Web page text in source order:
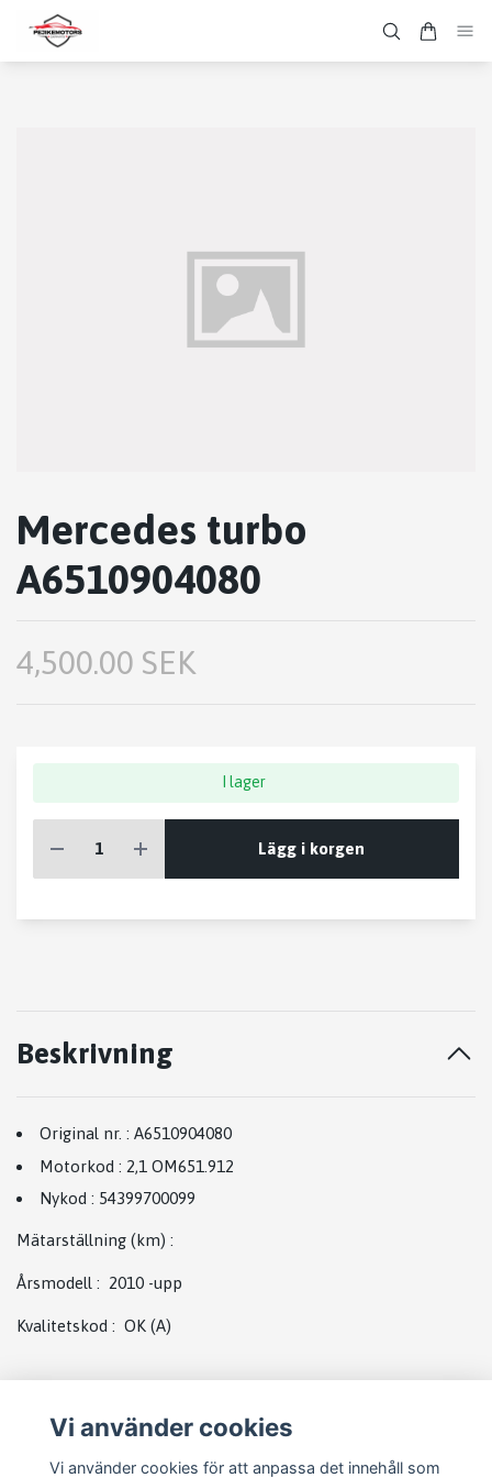
Mercedes turbo
A6510904080
4,500.00 SEK
I lager
Lägg i korgen
Beskrivning
Original nr. : A6510904080
Motorkod : 2,1 OM651.912
Nykod : 54399700099
Mätarställning (km) :
Årsmodell : 2010 -upp
Kvalitetskod : OK (A)
Vi använder cookies
Vi använder cookies för att anpassa det innehåll som